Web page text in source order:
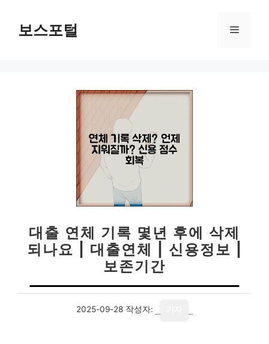
보스포털 메
대출 연체 기록 몇년 후에 삭제
되나요 | 대출연체 | 신용정보 |
보존기간
2025-09-28 작성자: